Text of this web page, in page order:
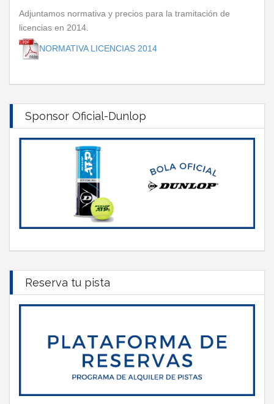
Adjuntamos normativa y precios para la tramitación de
licencias en 2014.
NORMATIVA LICENCIAS 2014
Sponsor Oficial-Dunlop
Reserva tu pista